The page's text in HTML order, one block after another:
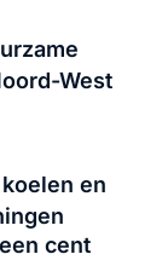
West
en
cent